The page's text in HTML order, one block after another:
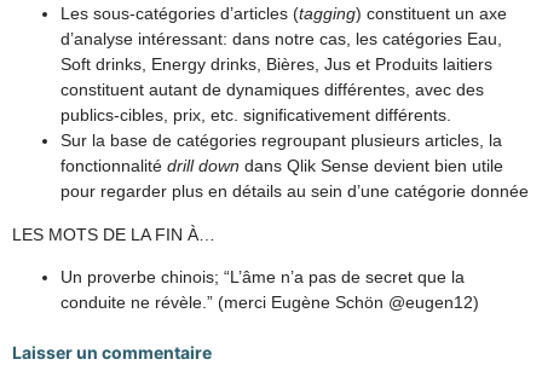
Les sous-catégories d’articles (tagging) constituent un axe
d’analyse intéressant: dans notre cas, les catégories Eau,
Soft drinks, Energy drinks, Bières, Jus et Produits laitiers
constituent autant de dynamiques différentes, avec des
publics-cibles, prix, etc. significativement différents.
Sur la base de catégories regroupant plusieurs articles, la
fonctionnalité drill down dans Qlik Sense devient bien utile
pour regarder plus en détails au sein d’une catégorie donnée
LES MOTS DE LA FIN À…
Un proverbe chinois; “L’âme n’a pas de secret que la
conduite ne révèle.” (merci Eugène Schön @eugen12)
Laisser un commentaire